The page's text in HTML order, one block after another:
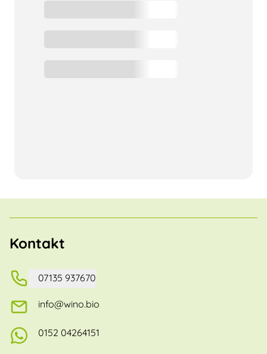
Kontakt
07135 937670
info@wino.bio
0152 04264151